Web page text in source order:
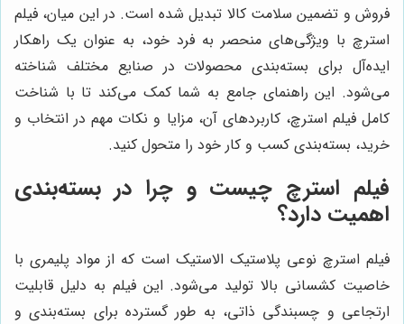
فروش و تضمین سلامت کالا تبدیل شده است. در این میان، فیلم
استرچ با ویژگی‌های منحصر به فرد خود، به عنوان یک راهکار
ایده‌آل برای بسته‌بندی محصولات در صنایع مختلف شناخته
می‌شود. این راهنمای جامع به شما کمک می‌کند تا با شناخت
کامل فیلم استرچ، کاربردهای آن، مزایا و نکات مهم در انتخاب و
خرید، بسته‌بندی کسب و کار خود را متحول کنید.
فیلم استرچ چیست و چرا در بسته‌بندی
اهمیت دارد؟
فیلم استرچ نوعی پلاستیک الاستیک است که از مواد پلیمری با
خاصیت کشسانی بالا تولید می‌شود. این فیلم به دلیل قابلیت
ارتجاعی و چسبندگی ذاتی، به طور گسترده برای بسته‌بندی و